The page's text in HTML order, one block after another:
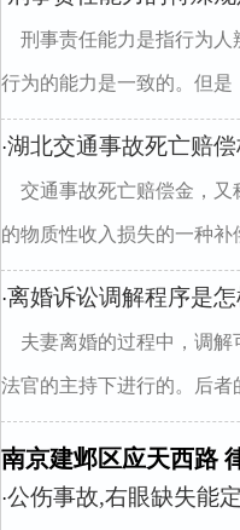
刑事责任能力是指行为
行为的能力是一致的。但
·湖北交通事故死亡赔
交通事故死亡赔偿金，
的物质性收入损失的一种
·离婚诉讼调解程序是
夫妻离婚的过程中，调
法官的主持下进行的。后
南京建邺区应天西路
·公伤事故,右眼缺失能